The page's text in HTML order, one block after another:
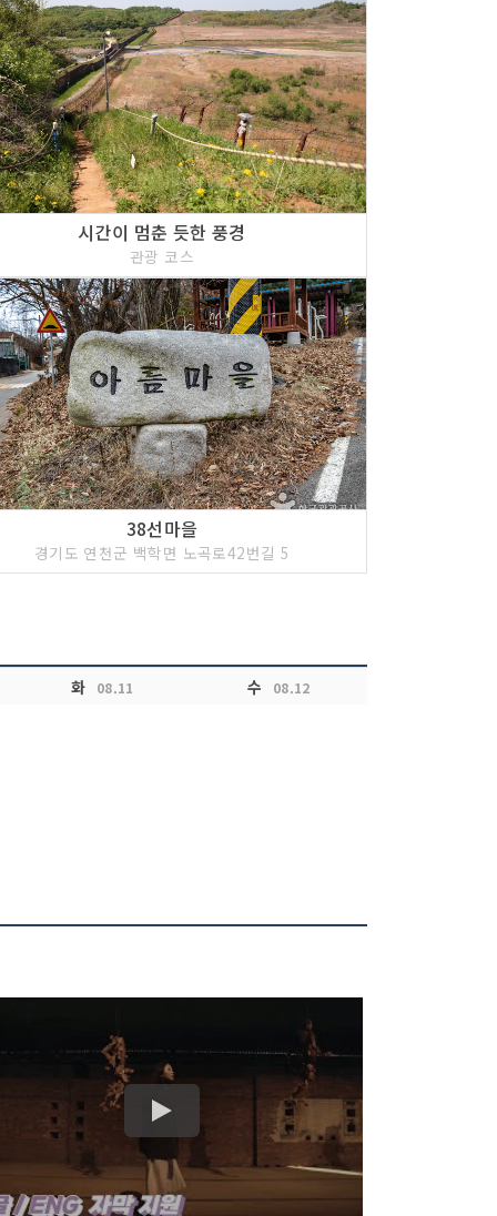
시간이 멈춘 듯한 풍경
관광 코스
38선마을
경기도 연천군 백학면 노곡로42번길 5
화 08.11 수 08.12